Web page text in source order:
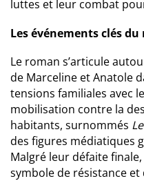
luttes et leur combat
Les événements clés du
Le roman s’articule
de Marceline et Anatole
tensions familiales avec
mobilisation contre la
habitants, surnommés
des figures médiatiques
Malgré leur défaite
symbole de résistance et